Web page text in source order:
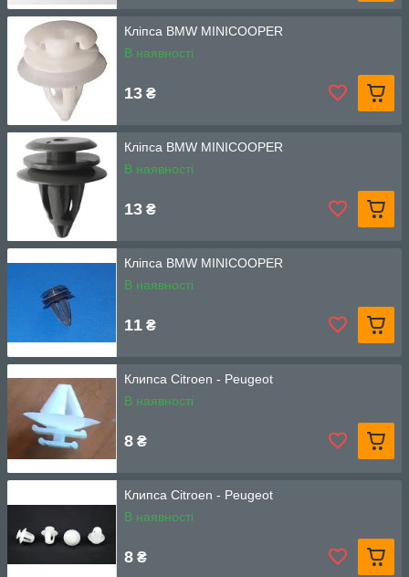
Кліпса BMW MINICOOPER
В наявності
13 ₴
Кліпса BMW MINICOOPER
В наявності
13 ₴
Кліпса BMW MINICOOPER
В наявності
11 ₴
Клипса Citroen - Peugeot
В наявності
8 ₴
Клипса Citroen - Peugeot
В наявності
8 ₴